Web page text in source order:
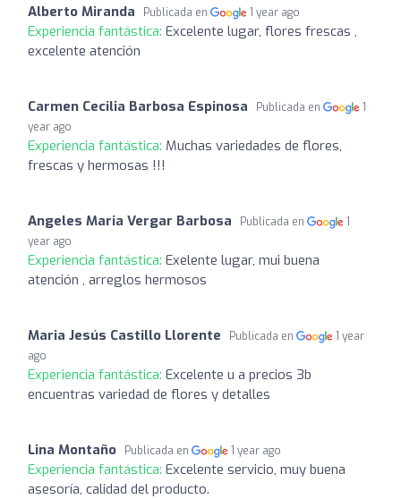
Alberto Miranda Publicada en 1 year ago
Experiencia fantástica: Excelente lugar, flores frescas ,
excelente atención
Carmen Cecilia Barbosa Espinosa Publicada en
1
year ago
Experiencia fantástica: Muchas variedades de flores,
frescas y hermosas !!!
Angeles Maria Vergar Barbosa Publicada en
1
year ago
Experiencia fantástica: Exelente lugar, mui buena
atención , arreglos hermosos
Maria Jesús Castillo Llorente Publicada en
1 year
ago
Experiencia fantástica: Excelente u a precios 3b
encuentras variedad de flores y detalles
Lina Montaño Publicada en 1 year ago
Experiencia fantástica: Excelente servicio, muy buena
asesoría, calidad del producto.